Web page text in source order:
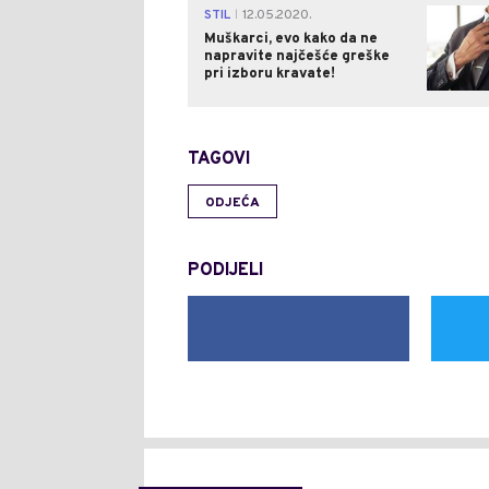
STIL
12.05.2020.
Muškarci, evo kako da ne
napravite najčešće greške
pri izboru kravate!
TAGOVI
ODJEĆA
PODIJELI